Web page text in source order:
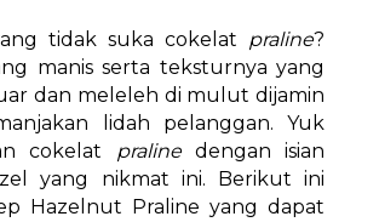
tidak suka cokelat praline?
manis serta teksturnya yang
dan meleleh di mulut dijamin
lidah pelanggan. Yuk
cokelat pralinedengan isian
yang nikmat ini. Berikut ini
Hazelnut Praline yang dapat